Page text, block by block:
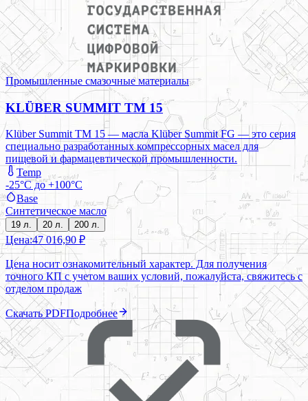
Промышленные смазочные материалы
KLÜBER SUMMIT TM 15
Klüber Summit TM 15 — масла Klüber Summit FG — это серия
специально разработанных компрессорных масел для
пищевой и фармацевтической промышленности.
Temp
-25°C до +100°C
Base
Синтетическое масло
19 л. 20 л. 200 л.
Цена:47 016,90 ₽
Цена носит ознакомительный характер. Для получения
точного КП с учетом ваших условий, пожалуйста, свяжитесь с
отделом продаж
Скачать PDFПодробнее